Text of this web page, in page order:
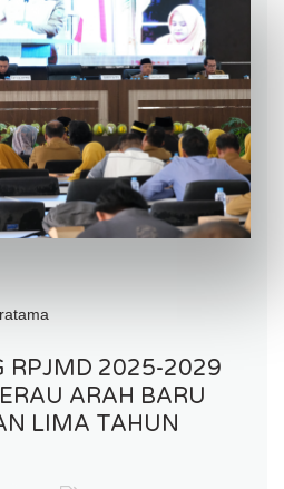
RPJMD 2025-2029
ARAH BARU
LIMA TAHUN